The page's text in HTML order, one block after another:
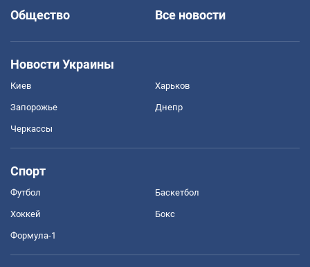
Общество
Все новости
Новости Украины
Киев Харьков
Запорожье Днепр
Черкассы
Спорт
Футбол Баскетбол
Хоккей Бокс
Формула-1